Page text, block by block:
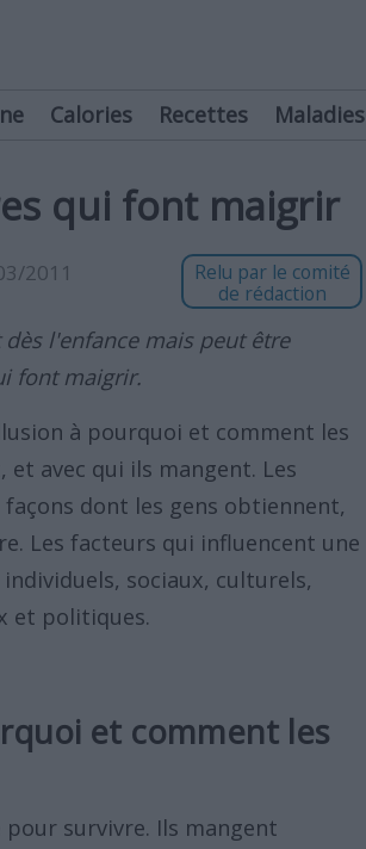
Calories Recettes Maladies
qui font maigrir
2011
Relu par le comité
de rédaction
l'enfance mais peut être
font maigrir.
à pourquoi et comment les
avec qui ils mangent. Les
dont les gens obtiennent,
Les facteurs qui influencent une
sociaux, culturels,
et politiques.
et comment les
survivre. Ils mangent